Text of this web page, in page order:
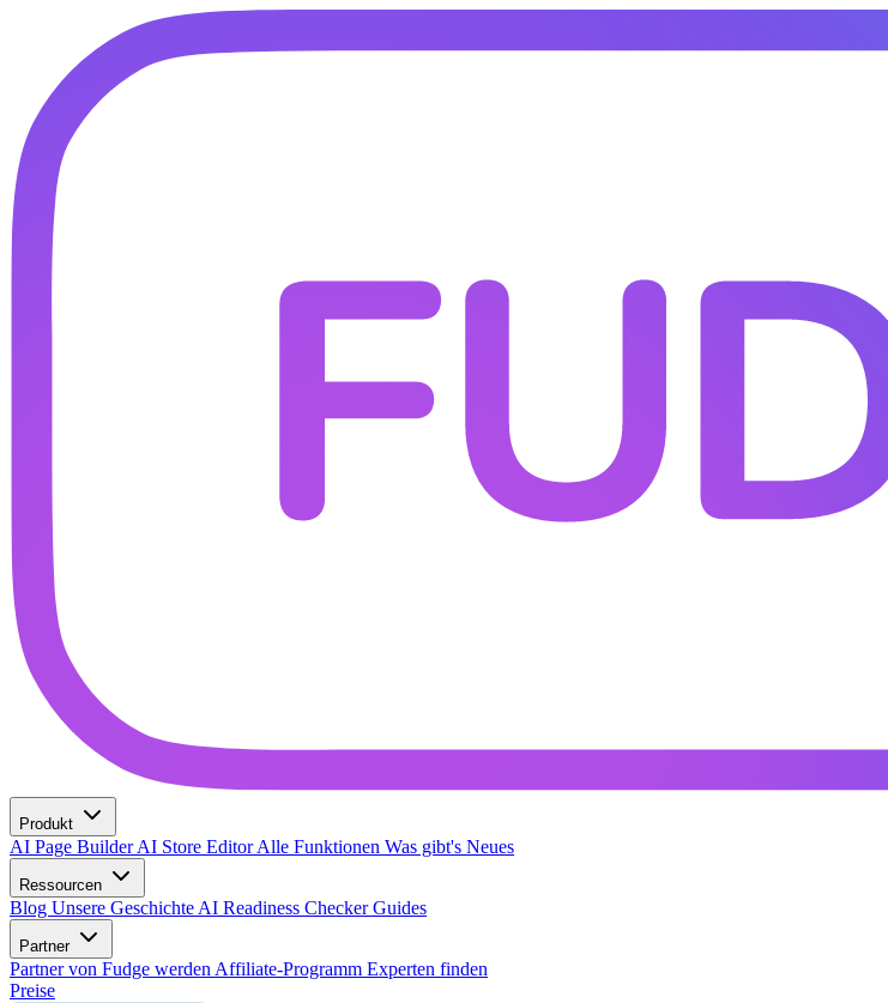
Produkt
AI Page BuilderAI Store EditorAlle Funktionen Was gibt's Neues
Ressourcen
Blog Unsere Geschichte AI Readiness CheckerGuides
Partner
Partner von Fudge werden Affiliate-Programm Experten finden
Preise